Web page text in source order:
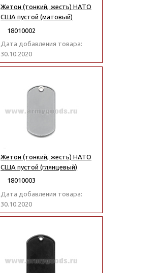
Жетон (тонкий, жесть) НАТО
США пустой (матовый)
18010002
Дата добавления товара:
30.10.2020
Жетон (тонкий, жесть) НАТО
США пустой (глянцевый)
18010003
Дата добавления товара:
30.10.2020